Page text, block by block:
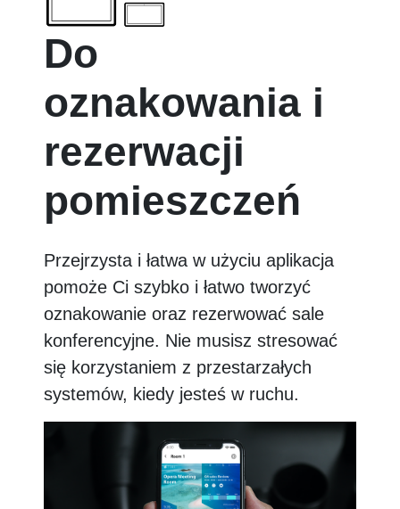
Do
oznakowania i
rezerwacji
pomieszczeń
Przejrzysta i łatwa w użyciu aplikacja
pomoże Ci szybko i łatwo tworzyć
oznakowanie oraz rezerwować sale
konferencyjne. Nie musisz stresować
się korzystaniem z przestarzałych
systemów, kiedy jesteś w ruchu.